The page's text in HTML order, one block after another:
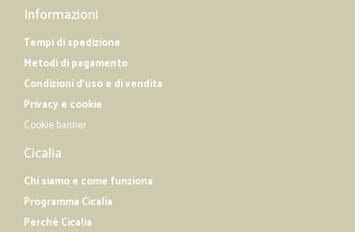
Informazioni
Tempi di spedizione
Metodi di pagamento
Condizioni d'uso e di vendita
Privacy e cookie
Cookie banner
Cicalia
Chi siamo e come funziona
Programma Cicalia
Perché Cicalia